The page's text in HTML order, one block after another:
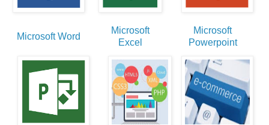
Microsoft Word
Microsoft
Excel
Microsoft
Powerpoint